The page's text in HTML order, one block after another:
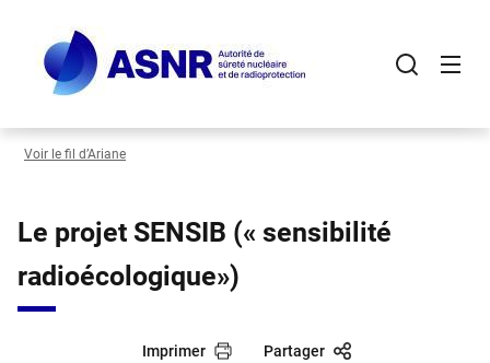
contenu
principal
Voir le fil d’Ariane
Le projet SENSIB (« sensibilité
radioécologique»)
Imprimer Partager